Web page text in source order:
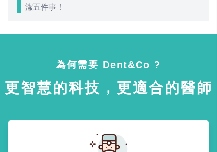
潔五件事！
為何需要 Dent&Co ?
更智慧的科技，更適合的醫師